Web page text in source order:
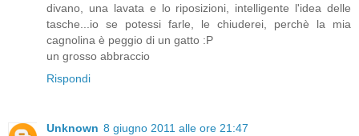
divano, una lavata e lo riposizioni, intelligente l'idea delle
tasche...io se potessi farle, le chiuderei, perchè la mia
cagnolina è peggio di un gatto :P
un grosso abbraccio
Rispondi
Unknown 8 giugno 2011 alle ore 21:47